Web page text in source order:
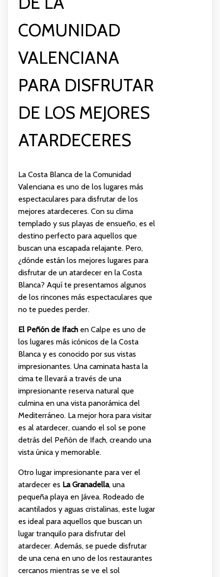
COMUNIDAD
VALENCIANA
PARA DISFRUTAR
DE LOS MEJORES
ATARDECERES
La Costa Blanca de la Comunidad
Valenciana es uno de los lugares más
espectaculares para disfrutar de los
mejores atardeceres. Con su clima
templado y sus playas de ensueño, es el
destino perfecto para aquellos que
buscan una escapada relajante. Pero,
¿dónde están los mejores lugares para
disfrutar de un atardecer en la Costa
Blanca? Aquí te presentamos algunos
de los rincones más espectaculares que
no te puedes perder.
El Peñón de Ifachen Calpe es uno de
los lugares más icónicos de la Costa
Blanca y es conocido por sus vistas
impresionantes. Una caminata hasta la
cima te llevará a través de una
impresionante reserva natural que
culmina en una vista panorámica del
Mediterráneo. La mejor hora para visitar
es al atardecer, cuando el sol se pone
detrás del Peñón de Ifach, creando una
vista única y memorable.
Otro lugar impresionante para ver el
atardecer es La Granadella, una
pequeña playa en Jávea. Rodeado de
acantilados y aguas cristalinas, este lugar
es ideal para aquellos que buscan un
lugar tranquilo para disfrutar del
atardecer. Además, se puede disfrutar
de una cena en uno de los restaurantes
cercanos mientras se ve el sol